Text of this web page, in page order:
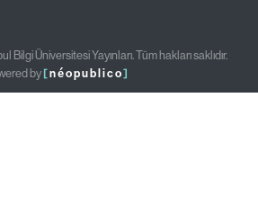
Üniversitesi Yayınları. Tüm hakları saklıdır.
by[néopublico]